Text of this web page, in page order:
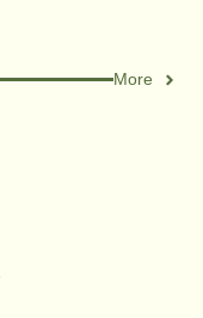
More